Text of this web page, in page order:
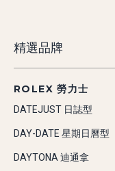
精選品牌
ROLEX 勞力士
DATEJUST 日誌型
DAY-DATE 星期日曆型
DAYTONA 迪通拿